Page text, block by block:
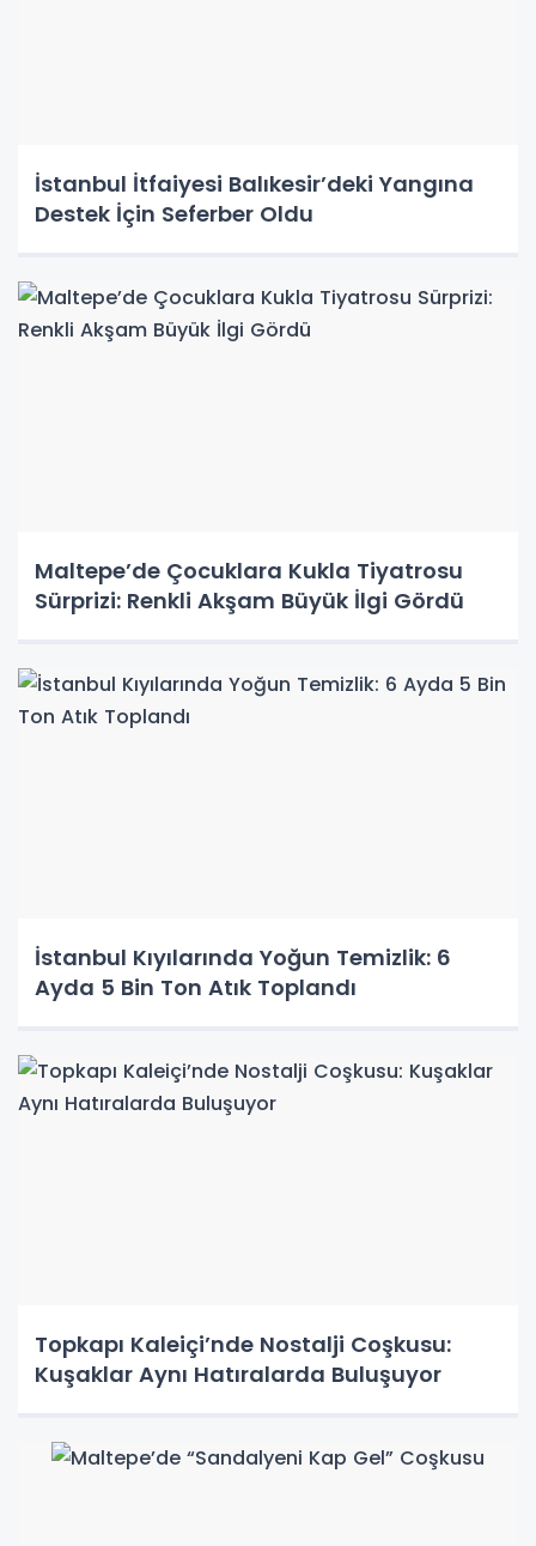
İstanbul İtfaiyesi Balıkesir’deki Yangına
Destek İçin Seferber Oldu
Maltepe’de Çocuklara Kukla Tiyatrosu
Sürprizi: Renkli Akşam Büyük İlgi Gördü
İstanbul Kıyılarında Yoğun Temizlik: 6
Ayda 5 Bin Ton Atık Toplandı
Topkapı Kaleiçi’nde Nostalji Coşkusu:
Kuşaklar Aynı Hatıralarda Buluşuyor